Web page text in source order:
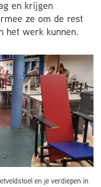
en krijgen
ze om de rest
het werk kunnen.
en je verdiepen in